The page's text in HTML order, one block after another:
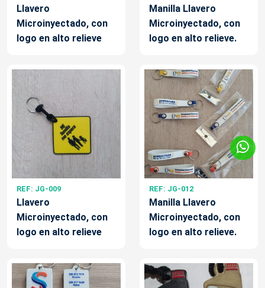
Llavero
Microinyectado, con
logo en alto relieve
Manilla Llavero
Microinyectado, con
logo en alto relieve.
REF: JG-009
Llavero
Microinyectado, con
logo en alto relieve
REF: JG-012
Manilla Llavero
Microinyectado, con
logo en alto relieve.